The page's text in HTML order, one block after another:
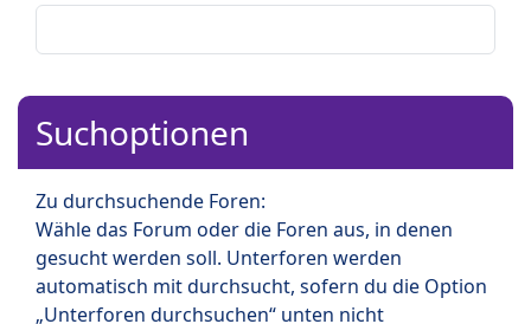
Suchoptionen
Zu durchsuchende Foren:
Wähle das Forum oder die Foren aus, in denen
gesucht werden soll. Unterforen werden
automatisch mit durchsucht, sofern du die Option
„Unterforen durchsuchen“ unten nicht